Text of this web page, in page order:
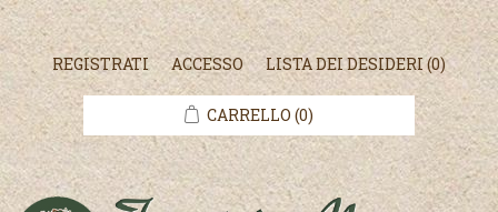
REGISTRATI ACCESSO LISTA DEI DESIDERI(0)
CARRELLO (0)